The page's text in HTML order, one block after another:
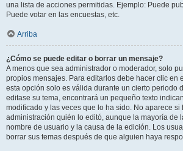
una lista de acciones permitidas. Ejemplo: Puede
Puede votar en las encuestas, etc.
Arriba
¿Cómo se puede editar o borrar un mensaje?
A menos que sea administrador o moderador, solo
propios mensajes. Para editarlos debe hacer clic en
esta opción solo es válida durante un cierto periodo
editase su tema, encontrará un pequeño texto
modificado y las veces que lo ha sido. No aparece si
administración quién lo editó, aunque la mayoría de
nombre de usuario y la causa de la edición. Los
borrar sus temas después de que alguien haya